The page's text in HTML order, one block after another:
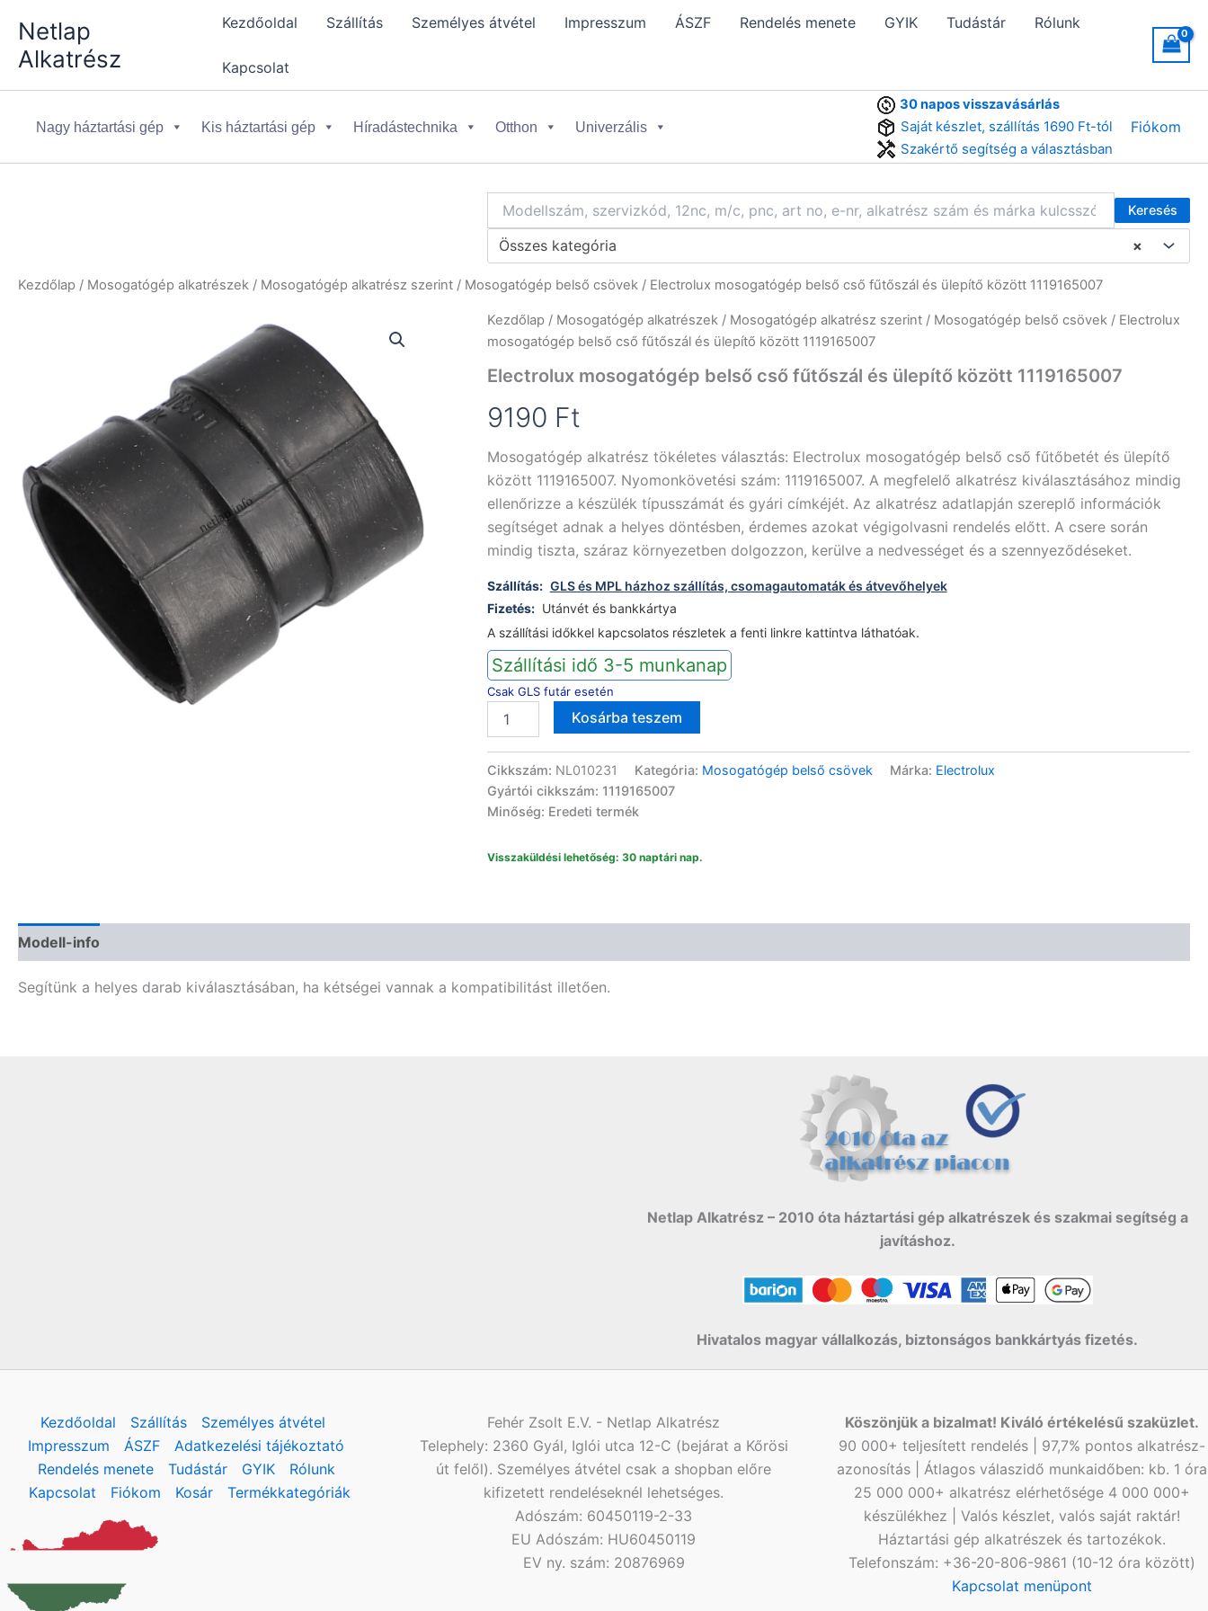
content
Netlap
Alkatrész
Kezdőoldal Szállítás Személyes átvétel Impresszum ÁSZF Rendelés menete GYIK Tudástár Rólunk
Kapcsolat
Nagy háztartási gép Kis háztartási gép Híradástechnika Otthon Univerzális
30 napos visszavásárlás
Saját készlet, szállítás 1690 Ft-tól
Szakértő segítség a választásban
Fiókom
Keresés
×
Összes kategória
Kezdőlap / Mosogatógép alkatrészek / Mosogatógép alkatrész szerint / Mosogatógép belső csövek / Electrolux mosogatógép belső cső fűtőszál és ülepítő között 1119165007
Kezdőlap / Mosogatógép alkatrészek/ Mosogatógép alkatrész szerint/ Mosogatógép belső csövek/ Electrolux
mosogatógép belső cső fűtőszál és ülepítő között 1119165007
Electrolux mosogatógép belső cső fűtőszál és ülepítő között 1119165007
9190 Ft
Mosogatógép alkatrész tökéletes választás: Electrolux mosogatógép belső cső fűtőbetét és ülepítő
között 1119165007. Nyomonkövetési szám: 1119165007. A megfelelő alkatrész kiválasztásához mindig
ellenőrizze a készülék típusszámát és gyári címkéjét. Az alkatrész adatlapján szereplő információk
segítséget adnak a helyes döntésben, érdemes azokat végigolvasni rendelés előtt. A csere során
mindig tiszta, száraz környezetben dolgozzon, kerülve a nedvességet és a szennyeződéseket.
Szállítás: GLS és MPL házhoz szállítás, csomagautomaták és átvevőhelyek
Fizetés: Utánvét és bankkártya
A szállítási időkkel kapcsolatos részletek a fenti linkre kattintva láthatóak.
Szállítási idő 3-5 munkanap
Csak GLS futár esetén
mosogatógép
cső
fűtőszál
és
ülepítő
1119165007
Kosárba teszem
Cikkszám: NL010231 Kategória: Mosogatógép belső csövek Márka: Electrolux
Gyártói cikkszám: 1119165007
Minőség: Eredeti termék
Visszaküldési lehetőség: 30 naptári nap.
Modell-info
Segítünk a helyes darab kiválasztásában, ha kétségei vannak a kompatibilitást illetően.
Netlap Alkatrész – 2010 óta háztartási gép alkatrészek és szakmai segítség a
javításhoz.
Hivatalos magyar vállalkozás, biztonságos bankkártyás fizetés.
Kezdőoldal Szállítás
Személyes átvétel
Impresszum
ÁSZF
Adatkezelési tájékoztató
Rendelés menete
Tudástár GYIK
Rólunk
Kapcsolat
Fiókom Kosár Termékkategóriák
Fehér Zsolt E.V. - Netlap Alkatrész
Telephely: 2360 Gyál, Iglói utca 12-C (bejárat a Kőrösi
út felől). Személyes átvétel csak a shopban előre
kifizetett rendeléseknél lehetséges.
Adószám: 60450119-2-33
EU Adószám: HU60450119
EV ny. szám: 20876969
Köszönjük a bizalmat! Kiváló értékelésű szaküzlet.
90 000+ teljesített rendelés | 97,7% pontos alkatrész-
azonosítás | Átlagos válaszidő munkaidőben: kb. 1 óra
25 000 000+ alkatrész elérhetősége 4 000 000+
készülékhez | Valós készlet, valós saját raktár!
Háztartási gép alkatrészek és tartozékok.
Telefonszám: +36-20-806-9861 (10-12 óra között)
Kapcsolat menüpont